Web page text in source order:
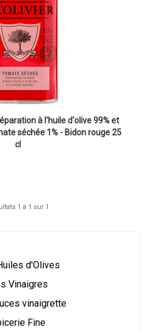
à l'huile d'olive 99% et
séchée 1% - Bidon rouge 25
cl
1 à 1 sur 1
d'Olives
Vinaigres
vinaigrette
Fine